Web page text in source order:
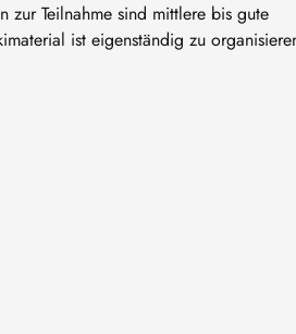
zur Teilnahme sind mittlere bis gute
ist eigenständig zu